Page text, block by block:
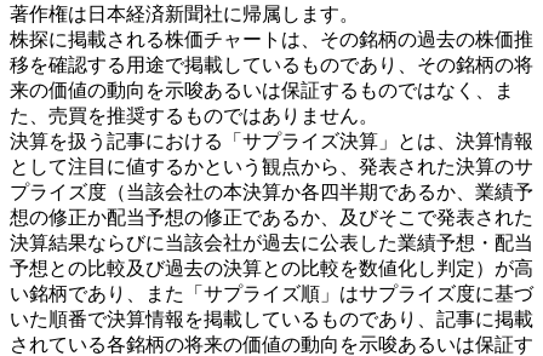
著作権は日本経済新聞社に帰属します。
株探に掲載される株価チャートは、その銘柄の過去の株価推
移を確認する用途で掲載しているものであり、その銘柄の将
来の価値の動向を示唆あるいは保証するものではなく、ま
た、売買を推奨するものではありません。
決算を扱う記事における「サプライズ決算」とは、決算情報
として注目に値するかという観点から、発表された決算のサ
プライズ度（当該会社の本決算か各四半期であるか、業績予
想の修正か配当予想の修正であるか、及びそこで発表された
決算結果ならびに当該会社が過去に公表した業績予想・配当
予想との比較及び過去の決算との比較を数値化し判定）が高
い銘柄であり、また「サプライズ順」はサプライズ度に基づ
いた順番で決算情報を掲載しているものであり、記事に掲載
されている各銘柄の将来の価値の動向を示唆あるいは保証す